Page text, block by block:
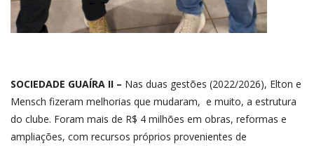
SOCIEDADE GUAÍRA II – Nas duas gestões (2022/2026), Elton e
Mensch fizeram melhorias que mudaram, e muito, a estrutura
do clube. Foram mais de R$ 4 milhões em obras, reformas e
ampliações, com recursos próprios provenientes de